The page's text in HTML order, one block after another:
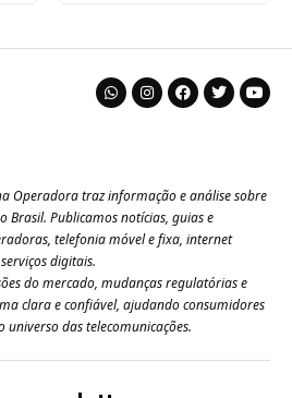
Operadora traz informação e análise sobre
Brasil. Publicamos notícias, guias e
telefonia móvel e fixa, internet
digitais.
do mercado, mudanças regulatórias e
clara e confiável, ajudando consumidores
das telecomunicações.